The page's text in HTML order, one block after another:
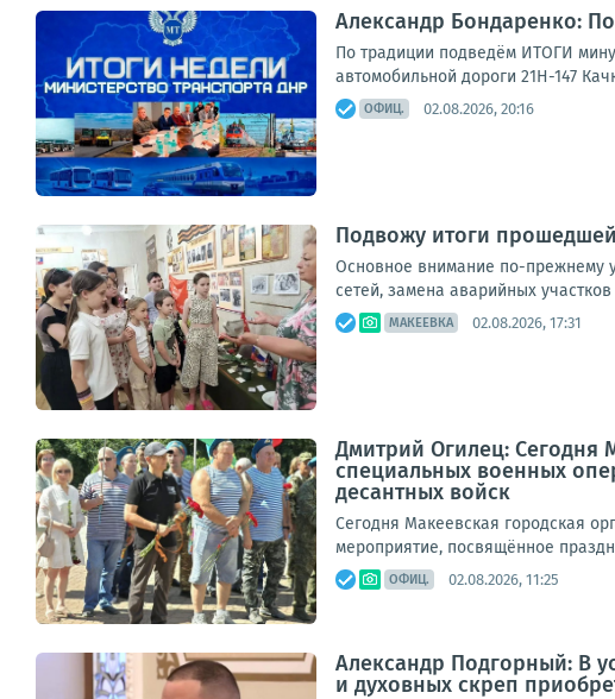
Александр Бондаренко:
По традиции подведём ИТОГИ
автомобильной дороги 21Н-147
ОФИЦ. 02.08.2026, 20:16
Подвожу итоги
Основное внимание по-прежнему
сетей, замена аварийных
МАКЕЕВКА 02.08.2026, 17:31
Дмитрий Огилец: Сегодня
специальных военных
десантных войск
Сегодня Макеевская городская
мероприятие, посвящённое
ОФИЦ. 02.08.2026, 11:25
Александр Подгорный: В
и духовных скреп